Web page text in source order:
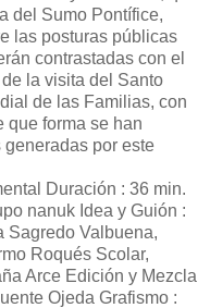
del Sumo Pontífice,
las posturas públicas
contrastadas con el
la visita del Santo
de las Familias, con
que forma se han
por este
Duración : 36 min.
nanuk Idea y Guión :
Sagredo Valbuena,
Roqués Scolar,
Arce Edición y Mezcla
Ojeda Grafismo :